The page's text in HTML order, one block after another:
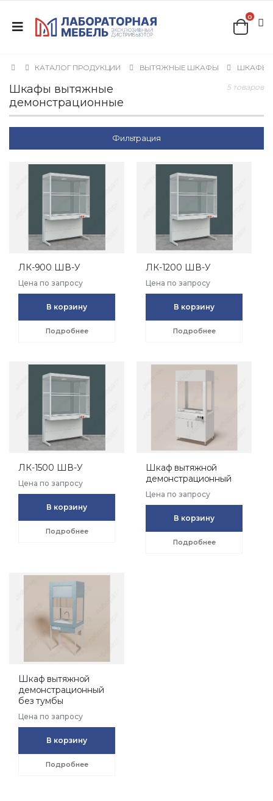
0
КАТАЛОГ ПРОДУКЦИИ ВЫТЯЖНЫЕ ШКАФЫ ШКАФЫ
Шкафы вытяжные
демонстрационные
5 товаров
Фильтрация
ЛК-900 ШВ-У
Цена по запросу
В корзину
Подробнее
ЛК-1200 ШВ-У
Цена по запросу
В корзину
Подробнее
ЛК-1500 ШВ-У
Цена по запросу
В корзину
Подробнее
Шкаф вытяжной
демонстрационный
Цена по запросу
В корзину
Подробнее
Шкаф вытяжной
демонстрационный
без тумбы
Цена по запросу
В корзину
Подробнее